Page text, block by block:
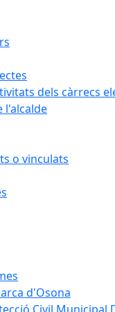
dels càrrecs
l'alcalde
o vinculats
d'Osona